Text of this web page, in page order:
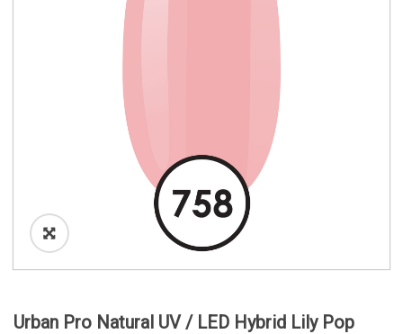
Urban Pro Natural UV / LED Hybrid Lily Pop